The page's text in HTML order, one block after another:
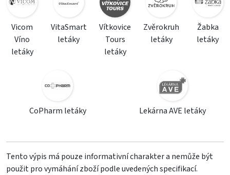
Vicom
Víno
letáky
VitaSmart
letáky
Vítkovice
Tours
letáky
Zvěrokruh
letáky
Žabka
letáky
CoPharm letáky Lekárna AVE letáky
Tento výpis má pouze informativní charakter a nemůže být
použit pro vymáhání zboží podle uvedených specifikací.